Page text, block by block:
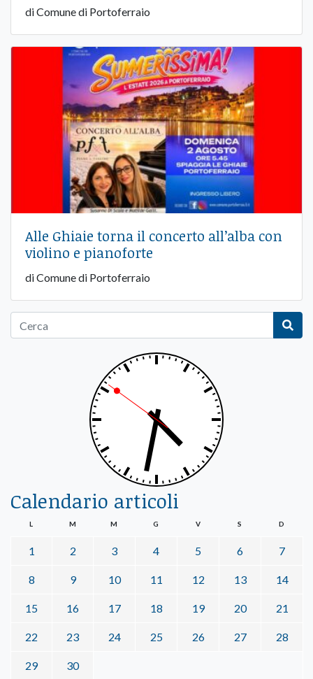
di Comune di Portoferraio
Alle Ghiaie torna il concerto all’alba con
violino e pianoforte
di Comune di Portoferraio
Calendario articoli
L M M G V S D
1 2 3 4 5 6 7
8 9 10 11 12 13 14
15 16 17 18 19 20 21
22 23 24 25 26 27 28
29 30